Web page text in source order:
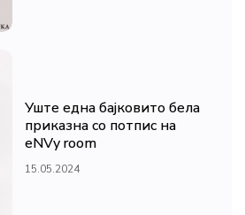
Уште една бајковито бела
приказна со потпис на
eNVy room
15.05.2024